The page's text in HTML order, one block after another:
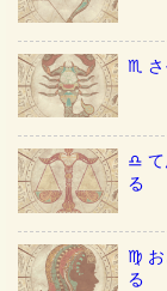
♏️
♎️
る
♍️
る